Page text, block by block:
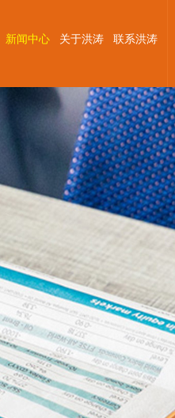
新闻中心 关于洪涛 联系洪涛